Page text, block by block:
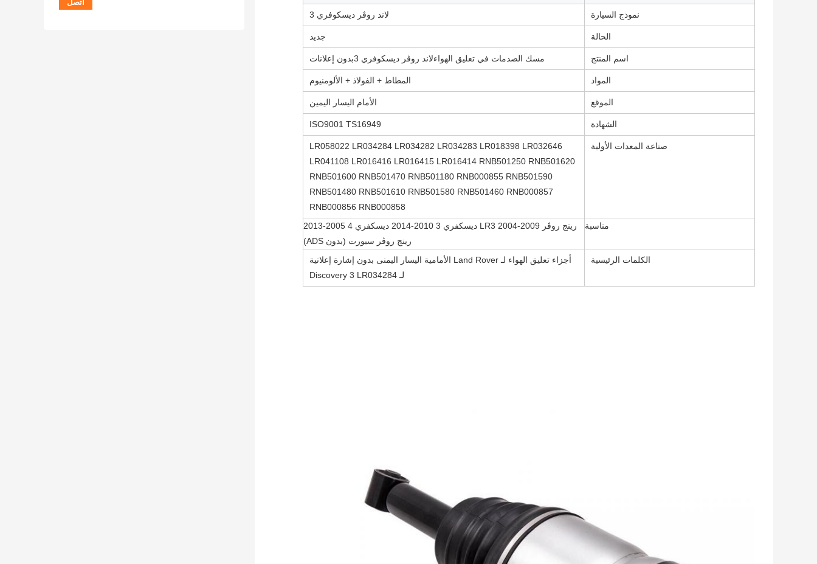
نموذج السيارة لاند روڤر ديسكوفري 3
الحالة جديد
اسم المنتج مسك الصدمات في تعليق الهواءلاند روڤر ديسكوفري 3 بدون إعلانات
المواد المطاط + الفولاذ + الألومنيوم
الموقع الأمام اليسار اليمين
الشهادة ISO9001 TS16949
صناعة المعدات الأولية
LR058022 LR034284 LR034282 LR034283 LR018398 LR032646
LR041108 LR016416 LR016415 LR016414 RNB501250 RNB501620
RNB501600 RNB501470 RNB501180 RNB000855 RNB501590
RNB501480 RNB501610 RNB501580 RNB501460 RNB000857
RNB000856 RNB000858
مناسبة
رينج روڤر LR3 2004-2009 ديسكفري 3 2010-2014 ديسكفري 4 2005-2013
رينج روڤر سبورت (بدون ADS)
الكلمات الرئيسية
أجزاء تعليق الهواء لـ Land Rover الأمامية اليسار اليمنى بدون إشارة إعلانية
لـ Discovery 3 LR034284